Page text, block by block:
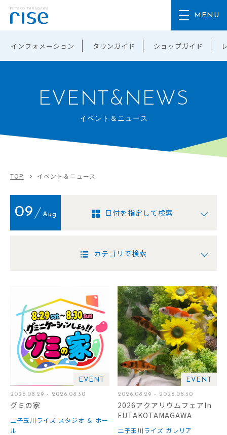
インフォメーション タウンガイド ショップガイド
EVENT&NEWS
イベント＆ニュース
TOP イベント＆ニュース
09 Aug 日付を指定して検索
カテゴリで検索
EVENT
2026.08.29 - 2026.08.30
グミの家
二子玉川ライズ スタジオ ＆ ホー
ル
EVENT
2026.08.29 - 2026.08.30
2026アクアリウムフェアIn
FUTAKOTAMAGAWA
二子玉川ライズ ガレリア